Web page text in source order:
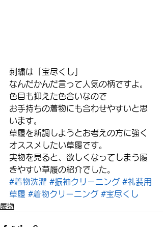
刺繍は「宝尽くし」
なんだかんだ言って人気の柄ですよ。
色目も抑えた色合いなので
お手持ちの着物にも合わせやすいと思
います。
草履を新調しようとお考えの方に強く
オススメしたい草履です。
実物を見ると、欲しくなってしまう履
きやすい草履の紹介でした。
#着物洗濯 #振袖クリーニング #礼装用
草履 #着物クリーニング #宝尽くし
履物